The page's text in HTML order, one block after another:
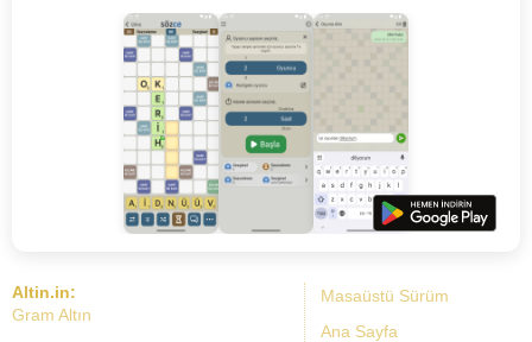
Masaüstü Sürüm
Ana Sayfa
Altin.in:
Gram Altın